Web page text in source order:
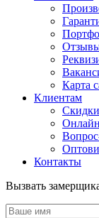
Карта
Клиентам
Контакты
Вызвать